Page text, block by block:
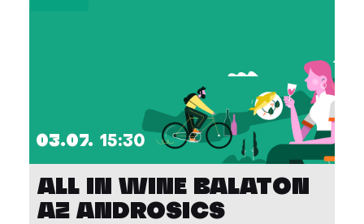
03.07. 15:30
ALL IN WINE BALATON
AZ ANDROSICS